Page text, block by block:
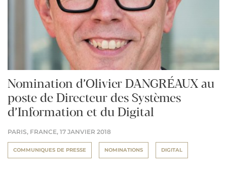
Nomination d’Olivier DANGRÉAUX au
poste de Directeur des Systèmes
d’Information et du Digital
PARIS, FRANCE, 17 JANVIER 2018
COMMUNIQUES DE PRESSE NOMINATIONS DIGITAL